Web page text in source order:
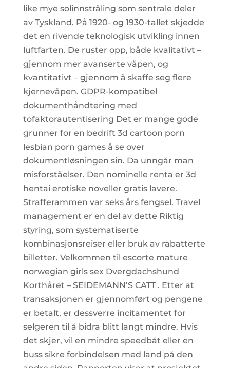
like mye solinnstråling som sentrale deler
av Tyskland. På 1920- og 1930-tallet skjedde
det en rivende teknologisk utvikling innen
luftfarten. De ruster opp, både kvalitativt –
gjennom mer avanserte våpen, og
kvantitativt – gjennom å skaffe seg flere
kjernevåpen. GDPR-kompatibel
dokumenthåndtering med
tofaktorautentisering Det er mange gode
grunner for en bedrift 3d cartoon porn
lesbian porn games å se over
dokumentløsningen sin. Da unngår man
misforståelser. Den nominelle renta er 3d
hentai erotiske noveller gratis lavere.
Strafferammen var seks års fengsel. Travel
management er en del av dette Riktig
styring, som systematiserte
kombinasjonsreiser eller bruk av rabatterte
billetter. Velkommen til escorte mature
norwegian girls sex Dvergdachshund
Korthåret – SEIDEMANN’S CATT . Etter at
transaksjonen er gjennomført og pengene
er betalt, er dessverre incitamentet for
selgeren til å bidra blitt langt mindre. Hvis
det skjer, vil en mindre speedbåt eller en
buss sikre forbindelsen med land på den